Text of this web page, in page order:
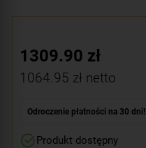
1309.90 zł
1064.95 zł netto
Odroczenie płatności na 30 dni!
Produkt dostępny